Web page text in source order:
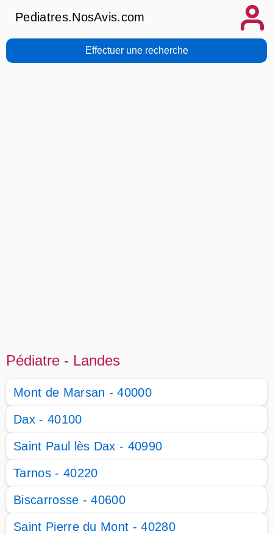
Pediatres.NosAvis.com
Effectuer une recherche
Pédiatre - Landes
Mont de Marsan - 40000
Dax - 40100
Saint Paul lès Dax - 40990
Tarnos - 40220
Biscarrosse - 40600
Saint Pierre du Mont - 40280